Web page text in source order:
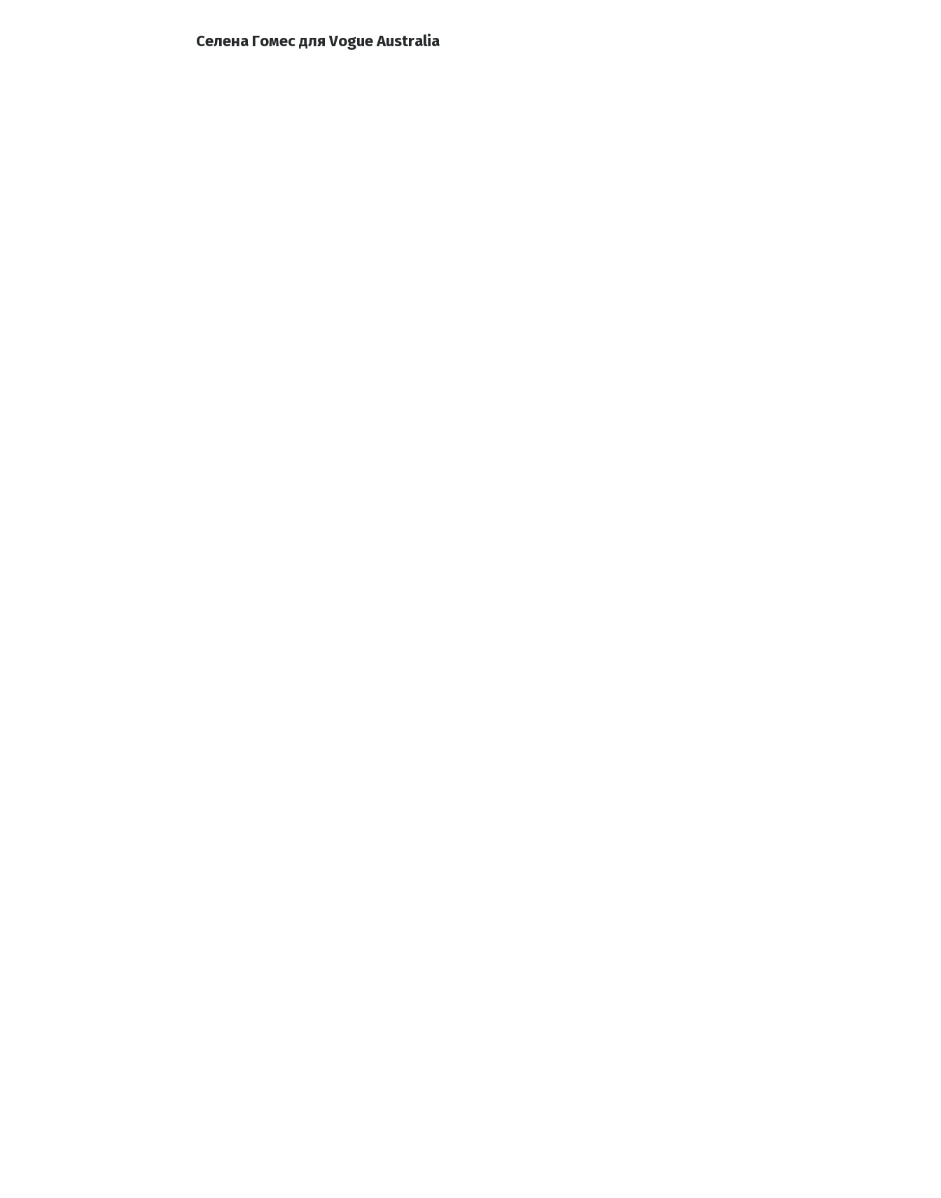
Селена Гомес для Vogue Australia